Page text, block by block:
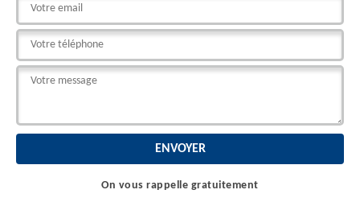
On vous rappelle gratuitement